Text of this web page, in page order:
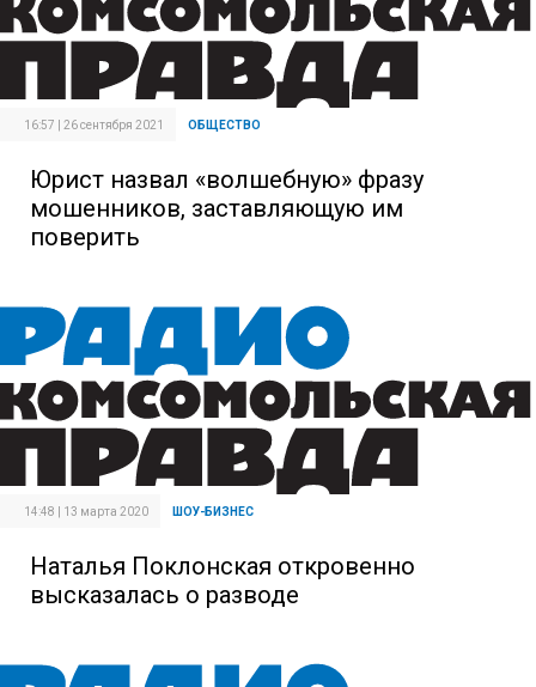
16:57 | 26 сентября 2021 ОБЩЕСТВО
Юрист назвал «волшебную» фразу
мошенников, заставляющую им
поверить
14:48 | 13 марта 2020 ШОУ-БИЗНЕС
Наталья Поклонская откровенно
высказалась о разводе